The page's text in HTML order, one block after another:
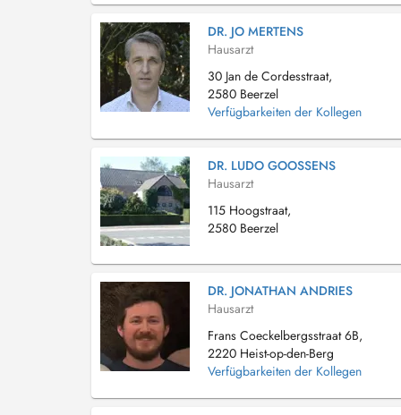
DR. JO MERTENS
Hausarzt
30 Jan de Cordesstraat,
2580 Beerzel
Verfügbarkeiten der Kollegen
DR. LUDO GOOSSENS
Hausarzt
115 Hoogstraat,
2580 Beerzel
DR. JONATHAN ANDRIES
Hausarzt
Frans Coeckelbergsstraat 6B,
2220 Heist-op-den-Berg
Verfügbarkeiten der Kollegen